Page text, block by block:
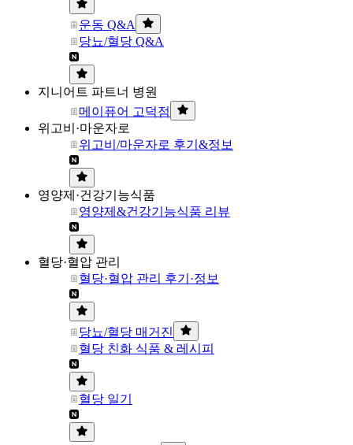
운동 Q&A
당뇨/혈당 Q&A
지니어트 파트너 병원
메이퓨어 고덕점
위고비·마운자로
위고비/마운자로 후기&정보
영양제·건강기능식품
영양제&건강기능식품 리뷰
혈당·혈압 관리
혈당·혈압 관리 후기·정보
당뇨/혈당 매거진
혈당 친화 식품 & 레시피
혈당 일기